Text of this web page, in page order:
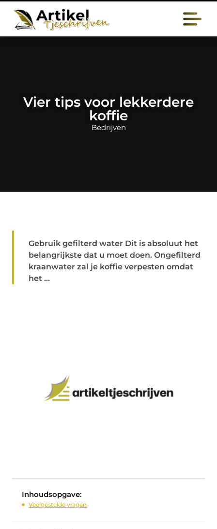
Vier tips voor lekkerdere
koffie
Bedrijven
Gebruik gefilterd water Dit is absoluut het
belangrijkste dat u moet doen. Ongefilterd
kraanwater zal je koffie verpesten omdat
het ...
Inhoudsopgave:
Veelgestelde vragen